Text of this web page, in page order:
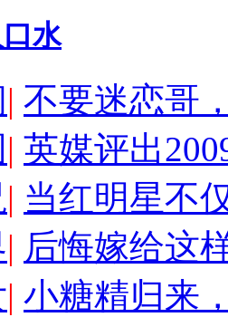
水
| 不要迷恋哥
| 英媒评出
| 当红明星不
| 后悔嫁给这
| 小糖精归来